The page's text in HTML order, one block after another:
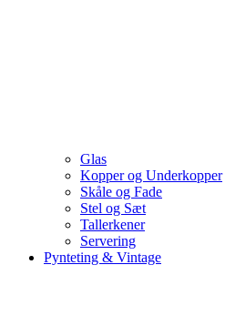
Glas
Kopper og Underkopper
Skåle og Fade
Stel og Sæt
Tallerkener
Servering
Pynteting & Vintage